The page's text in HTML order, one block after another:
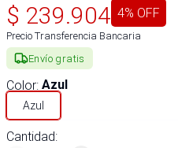
$ 239.904 4% OFF
Precio Transferencia Bancaria
Envío gratis
Color: Azul
Azul
Cantidad: